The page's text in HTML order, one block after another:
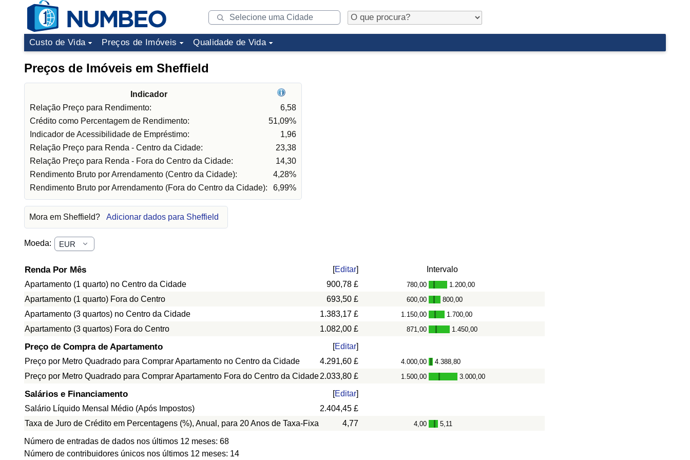
Custo de Vida Preços de Imóveis Qualidade de Vida
Preços de Imóveis em Sheffield
Indicador
Relação Preço para Rendimento:
6,58
Crédito como Percentagem de Rendimento:
51,09%
Indicador de Acessibilidade de Empréstimo:
1,96
Relação Preço para Renda - Centro da Cidade:
23,38
Relação Preço para Renda - Fora do Centro da Cidade:
14,30
Rendimento Bruto por Arrendamento (Centro da Cidade):
4,28%
Rendimento Bruto por Arrendamento (Fora do Centro da Cidade):
6,99%
Mora em Sheffield? Adicionar dados para Sheffield
Moeda:
Renda Por Mês [Editar]
Intervalo
Apartamento (1 quarto) no Centro da Cidade
900,78 £ 780,00 - 1.200,00
Apartamento (1 quarto) Fora do Centro 693,50 £ 600,00 - 800,00
Apartamento (3 quartos) no Centro da Cidade 1.383,17 £ 1.150,00 - 1.700,00
Apartamento (3 quartos) Fora do Centro 1.082,00 £ 871,00 - 1.450,00
Preço de Compra de Apartamento [Editar]
Preço por Metro Quadrado para Comprar Apartamento no Centro da Cidade
4.291,60 £ 4.000,00 - 4.388,80
Preço por Metro Quadrado para Comprar Apartamento Fora do Centro da Cidade2.033,80 £ 1.500,00 - 3.000,00
Salários e Financiamento [Editar]
Salário Líquido Mensal Médio (Após Impostos)
2.404,45 £
Taxa de Juro de Crédito em Percentagens (%), Anual, para 20 Anos de Taxa-Fixa
4,77 4,00 - 5,11
Número de entradas de dados nos últimos 12 meses: 68
Número de contribuidores únicos nos últimos 12 meses: 14